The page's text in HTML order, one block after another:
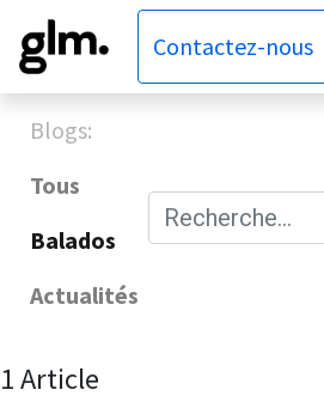
Contactez-nous
Blogs:
Tous
Balados
Actualités
1 Article